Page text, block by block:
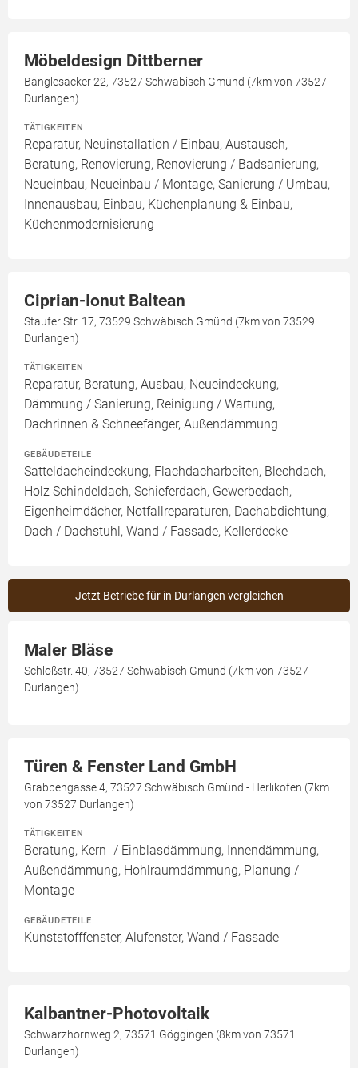
Möbeldesign Dittberner
Bänglesäcker 22, 73527 Schwäbisch Gmünd (7km von 73527
Durlangen)
TÄTIGKEITEN
Reparatur, Neuinstallation / Einbau, Austausch,
Beratung, Renovierung, Renovierung / Badsanierung,
Neueinbau, Neueinbau / Montage, Sanierung / Umbau,
Innenausbau, Einbau, Küchenplanung & Einbau,
Küchenmodernisierung
Ciprian-Ionut Baltean
Staufer Str. 17, 73529 Schwäbisch Gmünd (7km von 73529
Durlangen)
TÄTIGKEITEN
Reparatur, Beratung, Ausbau, Neueindeckung,
Dämmung / Sanierung, Reinigung / Wartung,
Dachrinnen & Schneefänger, Außendämmung
GEBÄUDETEILE
Satteldacheindeckung, Flachdacharbeiten, Blechdach,
Holz Schindeldach, Schieferdach, Gewerbedach,
Eigenheimdächer, Notfallreparaturen, Dachabdichtung,
Dach / Dachstuhl, Wand / Fassade, Kellerdecke
Jetzt Betriebe für in Durlangen vergleichen
Maler Bläse
Schloßstr. 40, 73527 Schwäbisch Gmünd (7km von 73527
Durlangen)
Türen & Fenster Land GmbH
Grabbengasse 4, 73527 Schwäbisch Gmünd - Herlikofen (7km
von 73527 Durlangen)
TÄTIGKEITEN
Beratung, Kern- / Einblasdämmung, Innendämmung,
Außendämmung, Hohlraumdämmung, Planung /
Montage
GEBÄUDETEILE
Kunststofffenster, Alufenster, Wand / Fassade
Kalbantner-Photovoltaik
Schwarzhornweg 2, 73571 Göggingen (8km von 73571
Durlangen)